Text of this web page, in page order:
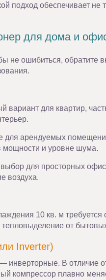
подход обеспечивает не
для дома и
не ошибиться, обратите
вариант для квартир,
арендуемых
мощности и уровне шума.
для просторных
воздуха.
10 кв. м
от
Inverter)
В отличие
компрессор плавно